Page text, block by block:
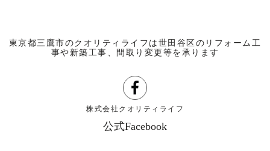
東京都三鷹市のクオリティライフは世田谷区のリフォーム工
事や新築工事、間取り変更等を承ります
株式会社クオリティライフ
公式Facebook